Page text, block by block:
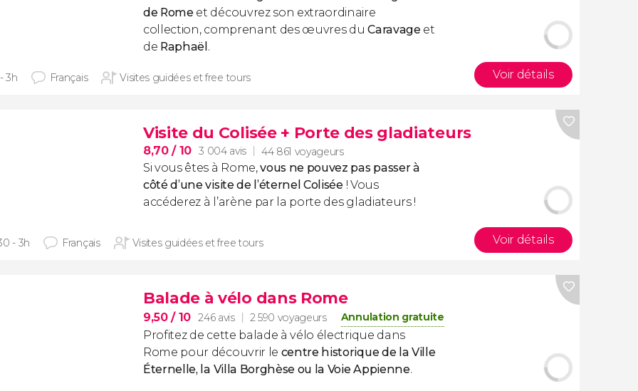
de Rome et découvrez son extraordinaire
collection, comprenant des œuvres duCaravage et
de Raphaël .
3h Français Visites guidées et free tours Voir détails
Visite du Colisée + Porte des gladiateurs
8,70/ 10 3 004 avis 44 861 voyageurs
Si vous êtes à Rome,vous ne pouvez pas passer à
côté d’une visite de l’éternel Colisée ! Vous
accéderez à l’arène par la porte des gladiateurs !
- 3h Français Visites guidées et free tours Voir détails
Balade à vélo dans Rome
9,50/ 10 246 avis 2 590 voyageurs Annulation gratuite
Profitez de cette balade à vélo électrique dans
Rome pour découvrir le centre historique de la Ville
Éternelle, la Villa Borghèse ou la Voie Appienne.